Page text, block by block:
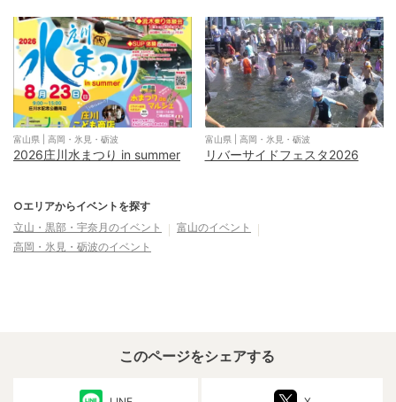
富山県 高岡・氷見・砺波
2026庄川水まつり in summer
富山県| 高岡・氷見・砺波
リバーサイドフェスタ2026
○エリアからイベントを探す
立山・黒部・宇奈月のイベント 富山のイベント
高岡・氷見・砺波のイベント
このページをシェアする